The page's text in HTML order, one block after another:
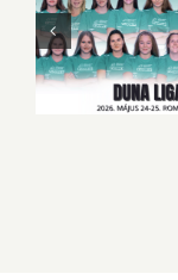
megnyertük
Ligát